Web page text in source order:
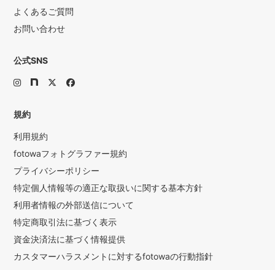
よくあるご質問
お問い合わせ
公式SNS
規約
利用規約
fotowaフォトグラファー規約
プライバシーポリシー
特定個人情報等の適正な取扱いに関する基本方針
利用者情報の外部送信について
特定商取引法に基づく表示
資金決済法に基づく情報提供
カスタマーハラスメントに対するfotowaの行動指針